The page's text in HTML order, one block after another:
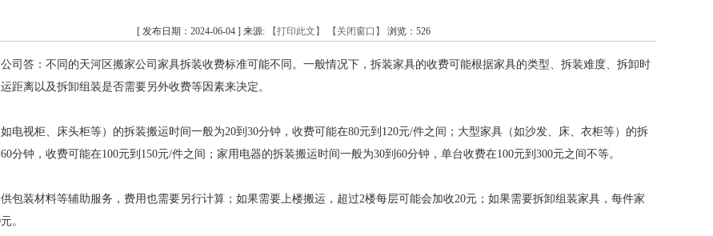
[ 发布日期：2024-06-04 ] 来源: 【打印此文】 【关闭窗口】 浏览： 526
司答：不同的天河区搬家公司家具拆装收费标准可能不同。一般情况下，拆装家具的收费可能根据家具的类型、拆装难度、拆卸时
距离以及拆卸组装是否需要另外收费等因素来决定。
电视柜、床头柜等）的拆装搬运时间一般为20到30分钟，收费可能在80元到120元/件之间；大型家具（如沙发、床、衣柜等）的拆
分钟，收费可能在100元到150元/件之间；家用电器的拆装搬运时间一般为30到60分钟，单台收费在100元到300元之间不等。
包装材料等辅助服务，费用也需要另行计算；如果需要上楼搬运，超过2楼每层可能会加收20元；如果需要拆卸组装家具，每件家
。